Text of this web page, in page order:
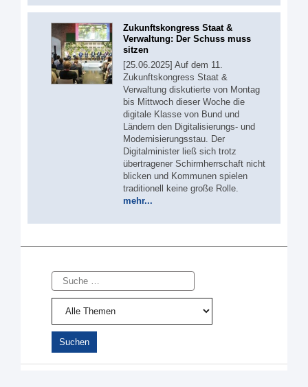
Zukunftskongress Staat &
Verwaltung: Der Schuss muss
sitzen
[25.06.2025] Auf dem 11.
Zukunftskongress Staat &
Verwaltung diskutierte von Montag
bis Mittwoch dieser Woche die
digitale Klasse von Bund und
Ländern den Digitalisierungs- und
Modernisierungsstau. Der
Digitalminister ließ sich trotz
übertragener Schirmherrschaft nicht
blicken und Kommunen spielen
traditionell keine große Rolle.
mehr...
Suche